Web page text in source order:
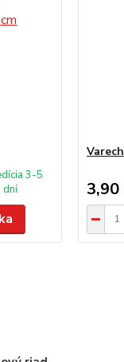
3-5
dní
3,90